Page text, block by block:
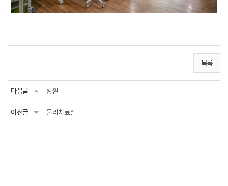
목록
다음글 병원
이전글 물리치료실